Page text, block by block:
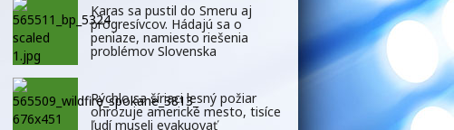
Karas sa pustil do Smeru aj
progresívcov. Hádajú sa o
peniaze, namiesto riešenia
problémov Slovenska
Rýchlo sa šíriaci lesný požiar
ohrozuje americké mesto, tisíce
ľudí museli evakuovať